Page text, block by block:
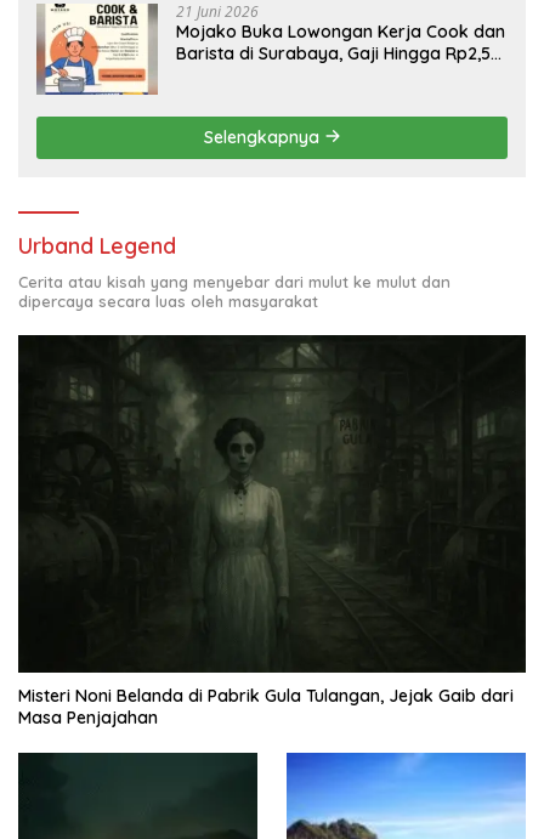
21 Juni 2026
Mojako Buka Lowongan Kerja Cook dan
Barista di Surabaya, Gaji Hingga Rp2,5
Selengkapnya
Urband Legend
Cerita atau kisah yang menyebar dari mulut ke mulut dan
dipercaya secara luas oleh masyarakat
Misteri Noni Belanda di Pabrik Gula Tulangan, Jejak Gaib dari
Masa Penjajahan